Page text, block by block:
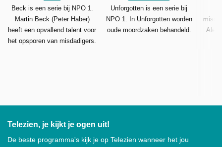
Beck is een serie bij NPO 1.
Martin Beck (Peter Haber)
heeft een opvallend talent voor
het opsporen van misdadigers.
Unforgotten is een serie bij
NPO 1. In Unforgotten worden
oude moordzaken behandeld.
Telezien, je kijkt je ogen uit!
De beste programma's kijk je op Telezien wanneer het jou